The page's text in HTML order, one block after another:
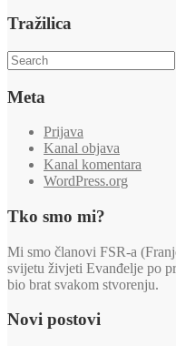
Tražilica
Meta
Prijava
Kanal objava
Kanal komentara
WordPress.org
Tko smo mi?
Mi smo članovi FSR-a
svijetu živjeti Evanđelje po
bio brat svakom stvorenju.
Novi postovi